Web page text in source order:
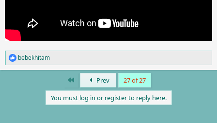
R
e
bebekhitam
Prev
27 of 27
You must log in or register to reply here.